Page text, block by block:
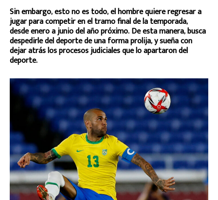
Sin embargo, esto no es todo, el hombre quiere regresar a
jugar para competir en el tramo final de la temporada,
desde enero a junio del año próximo. De esta manera, busca
despedirle del deporte de una forma prolija, y sueña con
dejar atrás los procesos judiciales que lo apartaron del
deporte.